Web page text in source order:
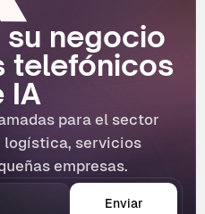
negocio
telefónicos
IA
para el sector
logística, servicios
empresas.
Enviar